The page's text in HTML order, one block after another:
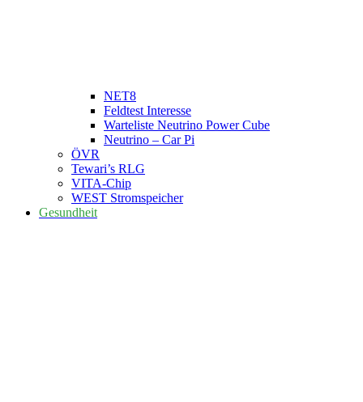
NET8
Feldtest Interesse
Warteliste Neutrino Power Cube
Neutrino – Car Pi
ÖVR
Tewari’s RLG
VITA-Chip
WEST Stromspeicher
Gesundheit